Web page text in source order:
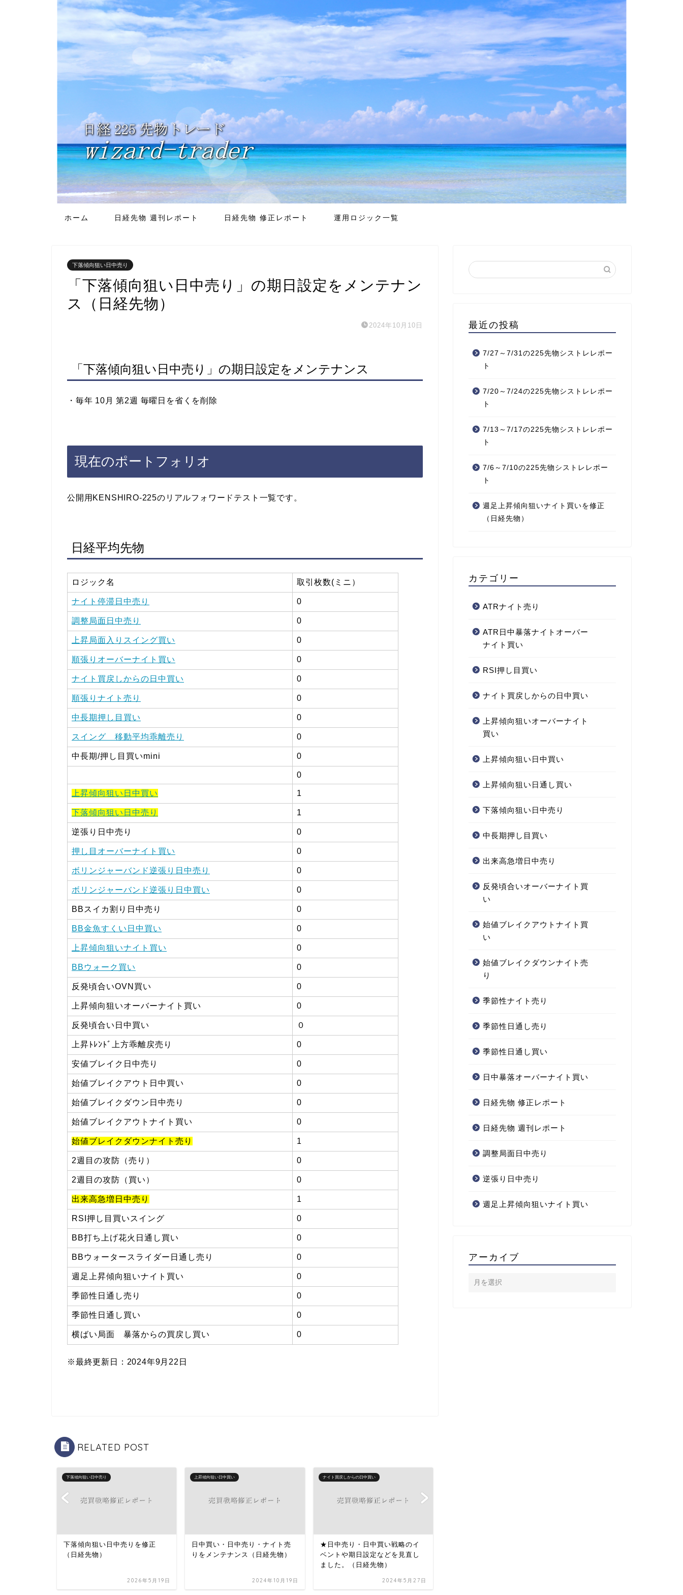
ホーム 日経先物 週刊レポート 日経先物 修正レポート 運用ロジック一覧
下落傾向狙い日中売り
「下落傾向狙い日中売り」の期日設定をメンテナン
ス（日経先物）
2024年10月10日
「下落傾向狙い日中売り」の期日設定をメンテナンス
・毎年 10 月第2週 毎曜日 を省くを削除
現在のポートフォリオ
公開用KENSHIRO-225のリアルフォワードテスト一覧です。
日経平均先物
ロジック名 取引枚数(ミニ）
ナイト停滞日中売り 0
調整局面日中売り 0
上昇局面入りスイング買い 0
順張りオーバーナイト買い 0
ナイト買戻しからの日中買い 0
順張りナイト売り 0
中長期押し目買い 0
スイング 移動平均乖離売り 0
中長期/押し目買いmini 0
0
上昇傾向狙い日中買い 1
下落傾向狙い日中売り 1
逆張り日中売り 0
押し目オーバーナイト買い 0
ボリンジャーバンド逆張り日中売り 0
ボリンジャーバンド逆張り日中買い 0
BBスイカ割り日中売り 0
BB金魚すくい日中買い 0
上昇傾向狙いナイト買い 0
BBウォーク買い 0
反発頃合いOVN買い 0
上昇傾向狙いオーバーナイト買い 0
反発頃合い日中買い ０
上昇ﾄﾚﾝﾄﾞ上方乖離戻売り 0
安値ブレイク日中売り 0
始値ブレイクアウト日中買い 0
始値ブレイクダウン日中売り 0
始値ブレイクアウトナイト買い 0
始値ブレイクダウンナイト売り 1
2週目の攻防（売り） 0
2週目の攻防（買い） 0
出来高急増日中売り 1
RSI押し目買いスイング 0
BB打ち上げ花火日通し買い 0
BBウォータースライダー日通し売り 0
週足上昇傾向狙いナイト買い 0
季節性日通し売り 0
季節性日通し買い 0
横ばい局面 暴落からの買戻し買い 0
※最終更新日：2024年9月22日
RELATED POST
下落傾向狙い日中売り
下落傾向狙い日中売りを修正
（日経先物）
2026年5月19日
上昇傾向狙い日中買い
日中買い・日中売り・ナイト売
りをメンテナンス（日経先物）
2024年10月19日
ナイト買戻しからの日中買い
★日中売り・日中買い戦略のイ
ベントや期日設定などを見直し
ました。（日経先物）
2024年5月27日
最近の投稿
7/27～7/31の225先物シストレレポー
ト
7/20～7/24の225先物シストレレポー
ト
7/13～7/17の225先物シストレレポー
ト
7/6～7/10の225先物シストレレポー
ト
週足上昇傾向狙いナイト買いを修正
（日経先物）
カテゴリー
ATRナイト売り
ATR日中暴落ナイトオーバー
ナイト買い
RSI押し目買い
ナイト買戻しからの日中買い
上昇傾向狙いオーバーナイト
買い
上昇傾向狙い日中買い
上昇傾向狙い日通し買い
下落傾向狙い日中売り
中長期押し目買い
出来高急増日中売り
反発頃合いオーバーナイト買
い
始値ブレイクアウトナイト買
い
始値ブレイクダウンナイト売
り
季節性ナイト売り
季節性日通し売り
季節性日通し買い
日中暴落オーバーナイト買い
日経先物 修正レポート
日経先物 週刊レポート
調整局面日中売り
逆張り日中売り
週足上昇傾向狙いナイト買い
アーカイブ